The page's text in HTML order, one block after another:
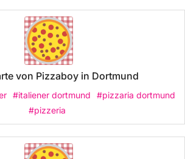
von Pizzaboy in Dortmund
#italiener dortmund
#pizzaria dortmund
#pizzeria